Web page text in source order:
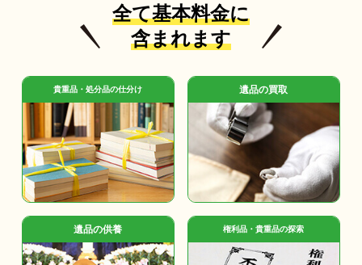
全て基本料金に
含まれます
貴重品・処分品の仕分け 遺品の買取
遺品の供養 権利品・貴重品の探索